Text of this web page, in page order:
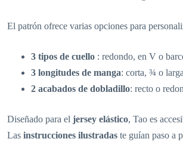
El patrón ofrece varias opciones para
3 tipos de cuello : redondo, en V o
3 longitudes de manga: corta, ¾ o larga
2 acabados de dobladillo: recto o
Diseñado para el jersey elástico, Tao es
Las instrucciones ilustradas te guían paso a